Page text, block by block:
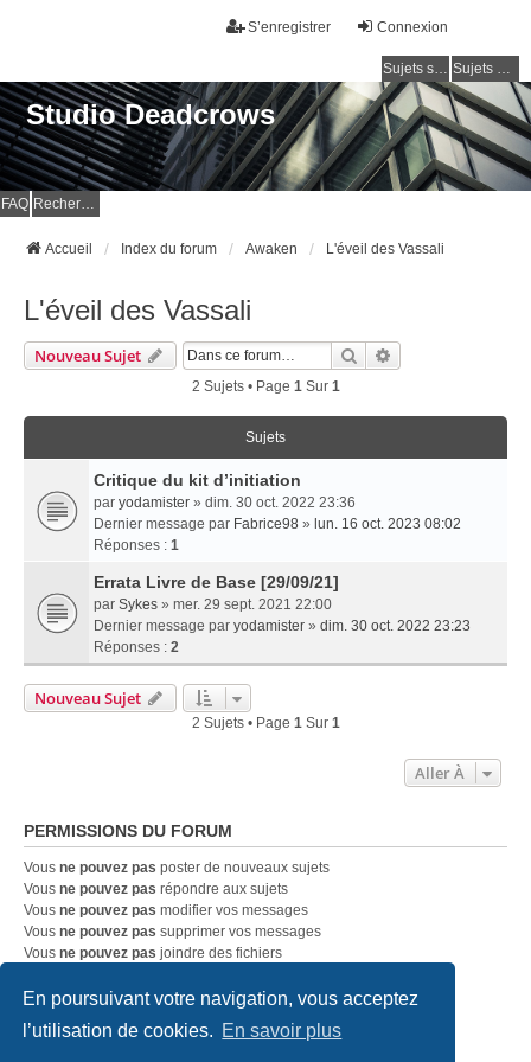
En poursuivant votre navigation, vous acceptez
l’utilisation de cookies. En savoir plus
Connexion
S’enregistrer
Sujets sans réponse Sujets actifs
Studio Deadcrows
FAQ Rechercher
Accueil Index du forum Awaken L'éveil des Vassali
L'éveil des Vassali
Nouveau Sujet Rechercher
2 Sujets • Page 1Sur 1
Sujets
Critique du kit d’initiation
par yodamister » dim. 30 oct. 2022 23:36
Dernier message par Fabrice98 » lun. 16 oct. 2023 08:02
Réponses : 1
Errata Livre de Base [29/09/21]
par Sykes » mer. 29 sept. 2021 22:00
Dernier message par yodamister » dim. 30 oct. 2022 23:23
Réponses : 2
Nouveau Sujet
2 Sujets • Page 1Sur 1
Aller À
PERMISSIONS DU FORUM
Vous ne pouvez pas poster de nouveaux sujets
Vous ne pouvez pas répondre aux sujets
Vous ne pouvez pas modifier vos messages
Vous ne pouvez pas supprimer vos messages
Vous ne pouvez pas joindre des fichiers
Accueil Index du forum Nous contacter